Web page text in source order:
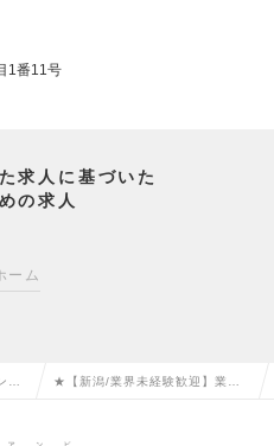
1番11号
求人に基づいた
の求人
ーム
ジ ★【新潟/業界未経験歓迎】業務